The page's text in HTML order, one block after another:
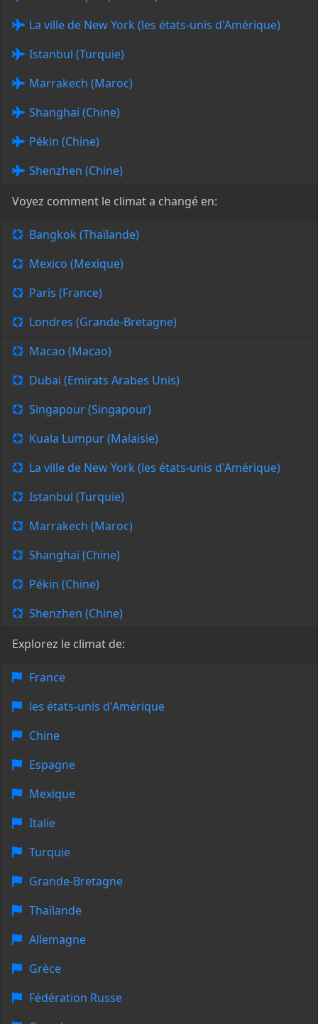
La ville de New York (les états-unis d'Amérique)
Istanbul (Turquie)
Marrakech (Maroc)
Shanghai (Chine)
Pékin (Chine)
Shenzhen (Chine)
Voyez comment le climat a changé en:
Bangkok (Thaïlande)
Mexico (Mexique)
Paris (France)
Londres (Grande-Bretagne)
Macao (Macao)
Dubai (Emirats Arabes Unis)
Singapour (Singapour)
Kuala Lumpur (Malaisie)
La ville de New York (les états-unis d'Amérique)
Istanbul (Turquie)
Marrakech (Maroc)
Shanghai (Chine)
Pékin (Chine)
Shenzhen (Chine)
Explorez le climat de:
France
les états-unis d'Amérique
Chine
Espagne
Mexique
Italie
Turquie
Grande-Bretagne
Thaïlande
Allemagne
Grèce
Fédération Russe